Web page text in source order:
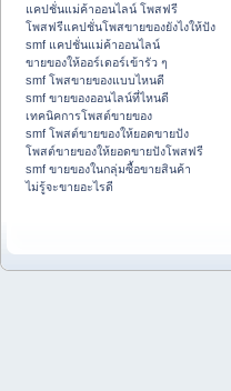
แคปชั่นแม่ค้าออนไลน์ โพสฟรี
โพสฟรีแคปชั่นโพสขายของยังไงให้ปัง
smf แคปชั่นแม่ค้าออนไลน์
ขายของให้ออร์เดอร์เข้ารัว ๆ
smf โพสขายของแบบไหนดี
smf ขายของออนไลน์ที่ไหนดี
เทคนิคการโพสต์ขายของ
smf โพสต์ขายของให้ยอดขายปัง
โพสต์ขายของให้ยอดขายปังโพสฟรี
smf ขายของในกลุ่มซื้อขายสินค้า
ไม่รู้จะขายอะไรดี